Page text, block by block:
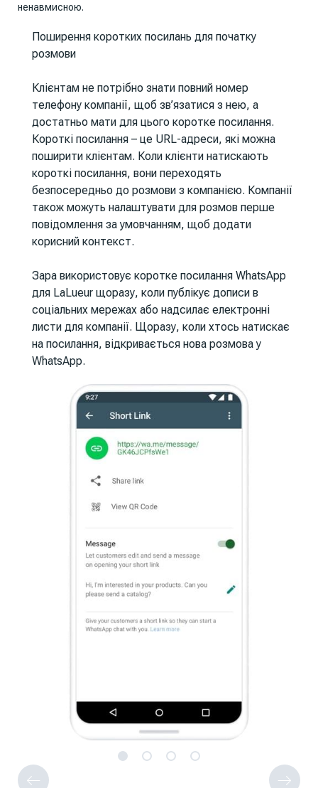
ненавмисною.
Поширення коротких посилань для початку
розмови
Клієнтам не потрібно знати повний номер
телефону компанії, щоб зв’язатися з нею, а
достатньо мати для цього коротке посилання.
Короткі посилання – це URL-адреси, які можна
поширити клієнтам. Коли клієнти натискають
короткі посилання, вони переходять
безпосередньо до розмови з компанією. Компанії
також можуть налаштувати для розмов перше
повідомлення за умовчанням, щоб додати
корисний контекст.
Зара використовує коротке посилання WhatsApp
для LaLueur щоразу, коли публікує дописи в
соціальних мережах або надсилає електронні
листи для компанії. Щоразу, коли хтось натискає
на посилання, відкривається нова розмова у
WhatsApp.